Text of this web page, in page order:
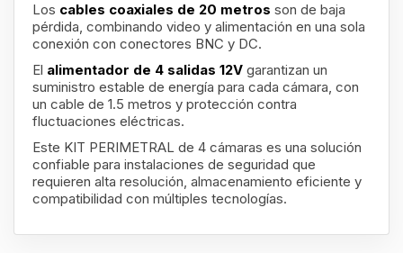
Los cables coaxiales de 20 metros son de baja
pérdida, combinando video y alimentación en una sola
conexión con conectores BNC y DC.
El alimentador de 4 salidas 12V garantizan un
suministro estable de energía para cada cámara, con
un cable de 1.5 metros y protección contra
fluctuaciones eléctricas.
Este KIT PERIMETRAL de 4 cámaras es una solución
confiable para instalaciones de seguridad que
requieren alta resolución, almacenamiento eficiente y
compatibilidad con múltiples tecnologías.